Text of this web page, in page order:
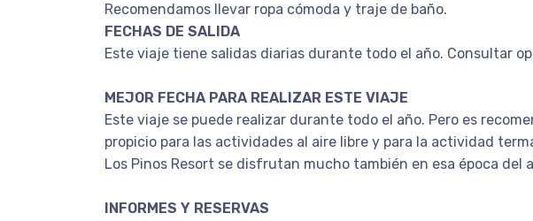
Recomendamos llevar ropa cómoda y traje de baño.
FECHAS DE SALIDA
Este viaje tiene salidas diarias durante todo el año. Consultar
MEJOR FECHA PARA REALIZAR ESTE VIAJE
Este viaje se puede realizar durante todo el año. Pero es
propicio para las actividades al aire libre y para la actividad
Los Pinos Resort se disfrutan mucho también en esa época del
INFORMES Y RESERVAS